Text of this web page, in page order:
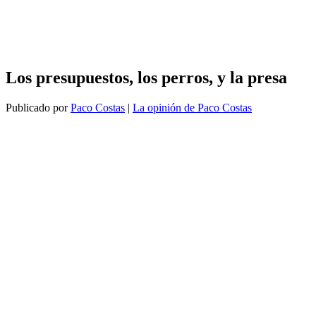
Los presupuestos, los perros, y la presa
Publicado porPaco Costas | La opinión de Paco Costas